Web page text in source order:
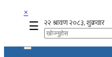
×
☰